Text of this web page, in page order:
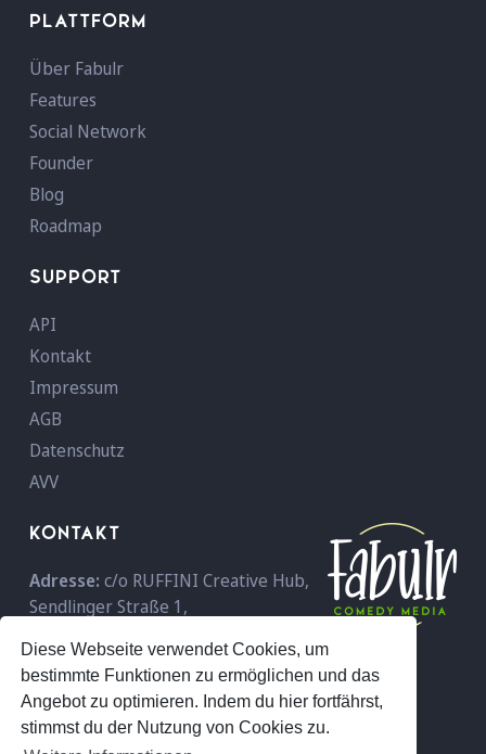
Diese Webseite verwendet Cookies, um
bestimmte Funktionen zu ermöglichen und das
Angebot zu optimieren. Indem du hier fortfährst,
stimmst du der Nutzung von Cookies zu.
PLATTFORM
Über Fabulr
Features
Social Network
Founder
Blog
Roadmap
SUPPORT
API
Kontakt
Impressum
AGB
Datenschutz
AVV
KONTAKT
Adresse: c/o RUFFINI Creative Hub,
Sendlinger Straße 1,
Telefon:
+49 089 - 18 96 59 600
E-Mail: info@fabulr.com